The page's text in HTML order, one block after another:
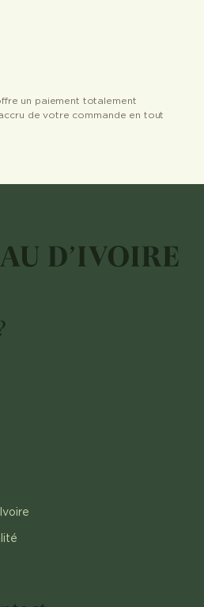
un paiement totalement
accru de votre commande en tout